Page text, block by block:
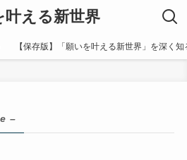
叶える新世界
【保存版】「願いを叶える新世界」を深く
–